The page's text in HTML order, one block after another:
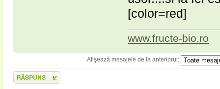
[color=red]
www.fructe-bio.ro
Afişează mesajele de la anteriorul:
Scrie un răspuns